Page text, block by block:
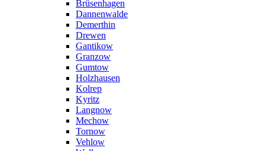
Brüsenhagen
Dannenwalde
Demerthin
Drewen
Gantikow
Granzow
Gumtow
Holzhausen
Kolrep
Kyritz
Langnow
Mechow
Tornow
Vehlow